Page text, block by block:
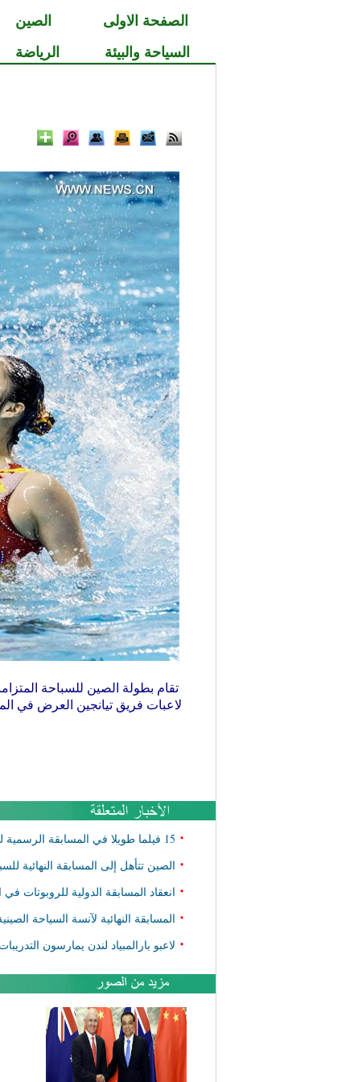
الصفحة الاولى الصين
السياحة والبيئة
الرياضة
لاعبات فريقتيانجين العرض في
• 15 فيلما طويلا في المسابقة الرسمية للدورة ال15 للمهرجان الدولي للفيلم بمراكش
• الصين تتأهل إلى المسابقة النهائية
• انعقاد المسابقة الدولية للروبوتات في المياه عام 2015 في
• المسابقة النهائية لآنسة السياحة
• لاعبو بارالمبياد لندن يمارسون